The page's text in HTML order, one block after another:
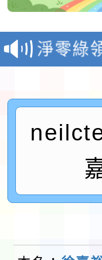
教育部
報
淨零綠
檢送桃
及師生
實施要
115年
程
函轉國
鎮韌性
「115
本校
告(不再
檢送
賽實施
本市「